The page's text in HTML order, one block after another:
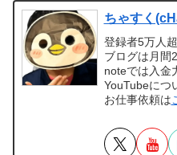
ちゃすく
登録者5万人
ブログは月間
noteでは入金
YouTubeにつ
お仕事依頼は